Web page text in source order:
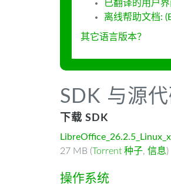
已翻译的用户
离线帮助文档:
其它语言版本？
SDK 与源
下载 SDK
27 MB (Torrent 种子, 信息)
操作系统